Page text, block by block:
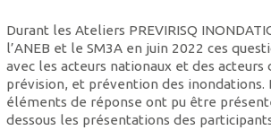
Durant les Ateliers PREVIRISQ
l’ANEB et le SM3A en juin 2022 ces
avec les acteurs nationaux et des acteurs
prévision, et prévention des
éléments de réponse ont pu être
dessous les présentations des